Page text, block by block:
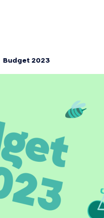
Budget 2023